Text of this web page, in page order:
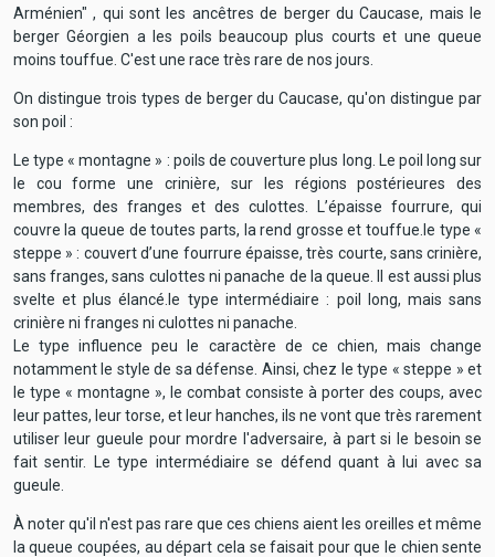
Arménien" , qui sont les ancêtres de berger du Caucase, mais le
berger Géorgien a les poils beaucoup plus courts et une queue
moins touffue. C'est une race très rare de nos jours.
On distingue trois types de berger du Caucase, qu'on distingue par
son poil :
Le type « montagne » : poils de couverture plus long. Le poil long sur
le cou forme une crinière, sur les régions postérieures des
membres, des franges et des culottes. L’épaisse fourrure, qui
couvre la queue de toutes parts, la rend grosse et touffue.le type «
steppe » : couvert d’une fourrure épaisse, très courte, sans crinière,
sans franges, sans culottes ni panache de la queue. Il est aussi plus
svelte et plus élancé.le type intermédiaire : poil long, mais sans
crinière ni franges ni culottes ni panache.
Le type influence peu le caractère de ce chien, mais change
notamment le style de sa défense. Ainsi, chez le type « steppe » et
le type « montagne », le combat consiste à porter des coups, avec
leur pattes, leur torse, et leur hanches, ils ne vont que très rarement
utiliser leur gueule pour mordre l'adversaire, à part si le besoin se
fait sentir. Le type intermédiaire se défend quant à lui avec sa
gueule.
À noter qu'il n'est pas rare que ces chiens aient les oreilles et même
la queue coupées, au départ cela se faisait pour que le chien sente